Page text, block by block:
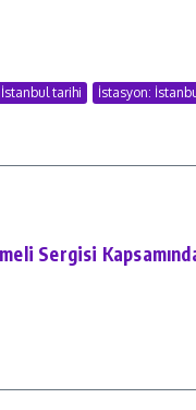
İstanbul tarihi İstasyon:
Sergisi